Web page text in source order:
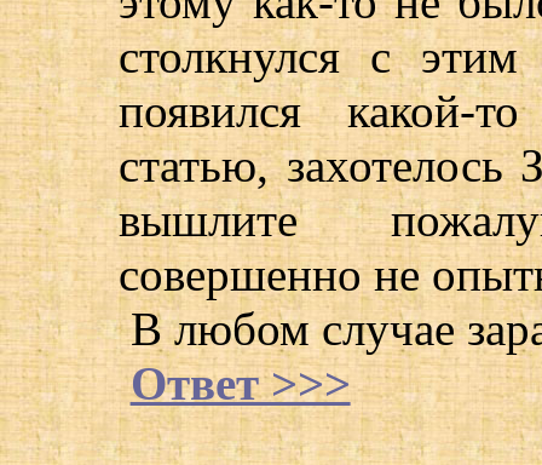
столкнулся с
появился какой-
статью,
вышлите
совершенно не
В любом случае
Ответ >>>